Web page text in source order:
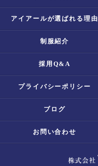
アイアールが選ばれる理由
制服紹介
採用Q&A
プライバシーポリシー
ブログ
お問い合わせ